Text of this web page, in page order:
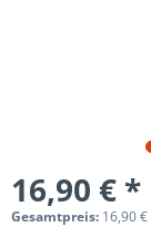
16,90 € *
Gesamtpreis: 16,90€